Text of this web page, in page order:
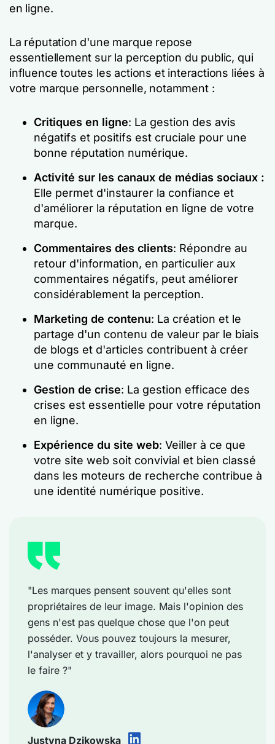
en ligne.
La réputation d'une marque repose
essentiellement sur la perception du public, qui
influence toutes les actions et interactions liées à
votre marque personnelle, notamment :
Critiques en ligne: La gestion des avis
négatifs et positifs est cruciale pour une
bonne réputation numérique.
Activité sur les canaux de médias sociaux :
Elle permet d'instaurer la confiance et
d'améliorer la réputation en ligne de votre
marque.
Commentaires des clients: Répondre au
retour d'information, en particulier aux
commentaires négatifs, peut améliorer
considérablement la perception.
Marketing de contenu: La création et le
partage d'un contenu de valeur par le biais
de blogs et d'articles contribuent à créer
une communauté en ligne.
Gestion de crise: La gestion efficace des
crises est essentielle pour votre réputation
en ligne.
Expérience du site web: Veiller à ce que
votre site web soit convivial et bien classé
dans les moteurs de recherche contribue à
une identité numérique positive.
"Les marques pensent souvent qu'elles sont
propriétaires de leur image. Mais l'opinion des
gens n'est pas quelque chose que l'on peut
posséder. Vous pouvez toujours la mesurer,
l'analyser et y travailler, alors pourquoi ne pas
le faire ?"
Justyna Dzikowska